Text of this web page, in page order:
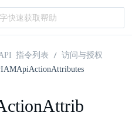
API 指令列表
访问与授权